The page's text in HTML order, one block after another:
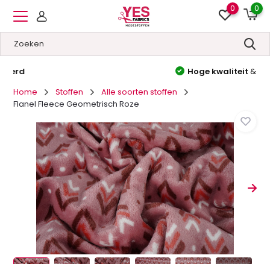
0 0
Lage prijzen
Home
Stoffen
Alle soorten stoffen
Flanel Fleece Geometrisch Roze